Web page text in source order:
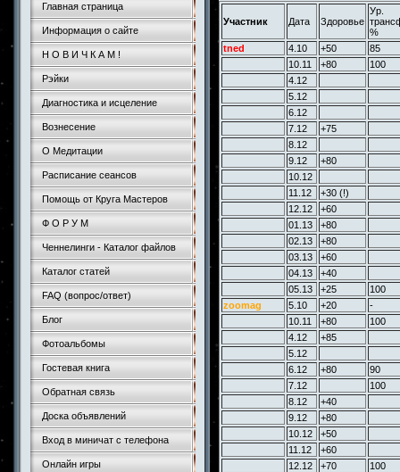
Главная страница
Информация о сайте
Н О В И Ч К А М !
Рэйки
Диагностика и исцеление
Вознесение
О Медитации
Расписание сеансов
Помощь от Круга Мастеров
Ф О Р У М
Ченнелинги - Каталог файлов
Каталог статей
FAQ (вопрос/ответ)
Блог
Фотоальбомы
Гостевая книга
Обратная связь
Доска объявлений
Вход в миничат с телефона
Онлайн игры
Участник Дата Здоровье
Ур.
%
tned
4.10 +50
85
10.11
+80
100
4.12
5.12
6.12
7.12
+75
8.12
9.12
+80
10.12
11.12
+30 (!)
12.12
+60
01.13
+80
02.13
+80
03.13
+60
04.13
+40
05.13
+25
100
zoomag
5.10 +20
-
10.11
+80
100
4.12
+85
5.12
6.12
+80
90
7.12
100
8.12
+40
9.12
+80
10.12
+50
11.12
+60
12.12
+70
100